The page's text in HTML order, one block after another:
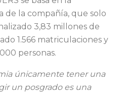
de la compañía, que solo
3,83 millones de
1.566 matriculaciones y
personas.
únicamente tener una
un posgrado es una